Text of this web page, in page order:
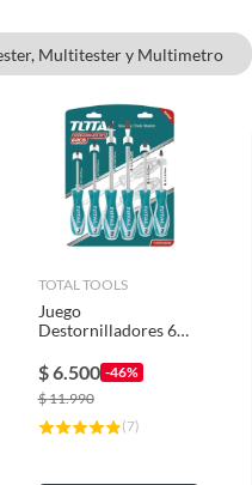
Multitester y Multimetro
TOTAL TOOLS
Juego
Destornilladores 6
$6.500 -46%
$11.990
(7)